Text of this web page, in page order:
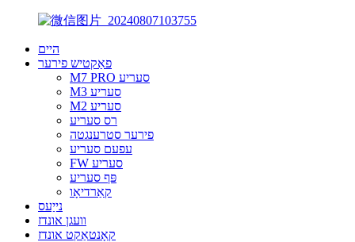
היים
פאַקטיש פירער
M7 PRO סעריע
M3 סעריע
M2 סעריע
רס סעריע
פירער סטרענגטה
עפעם סעריע
FW סעריע
פּף סעריע
קאַרדיאָו
נייַעס
וועגן אונדז
קאָנטאַקט אונדז